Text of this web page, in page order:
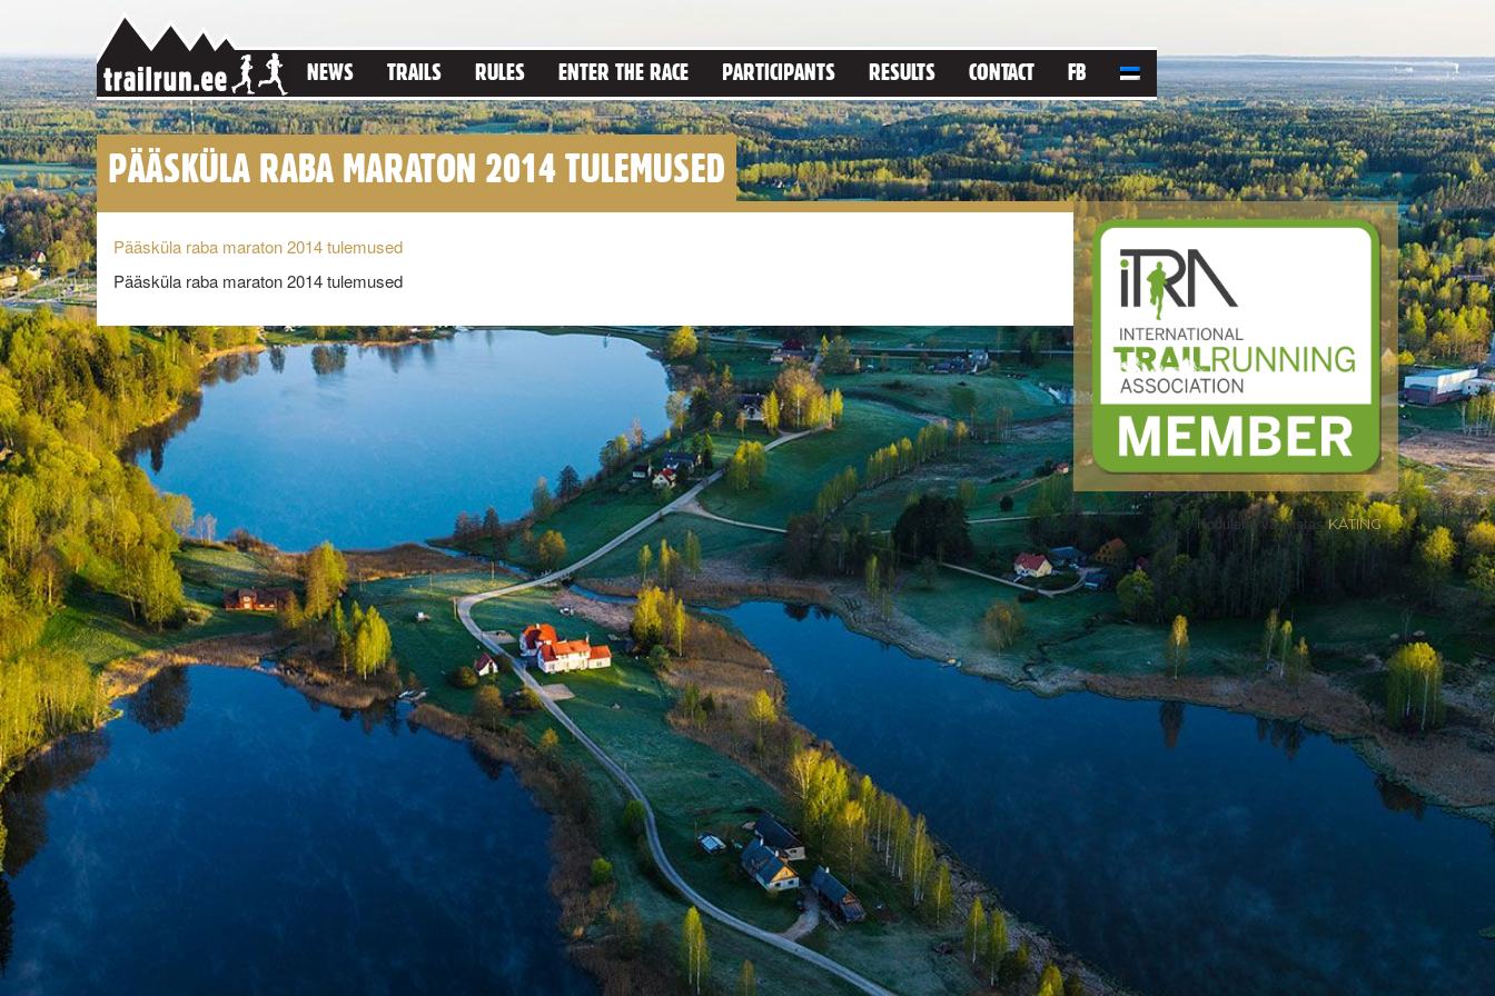
NEWS TRAILS RULES ENTER THE RACE PARTICIPANTS RESULTS CONTACT FB
PÄÄSKÜLA RABA MARATON 2014 TULEMUSED
Pääsküla raba maraton 2014 tulemused
Pääsküla raba maraton 2014 tulemused
Kodulehe valmistasKATING